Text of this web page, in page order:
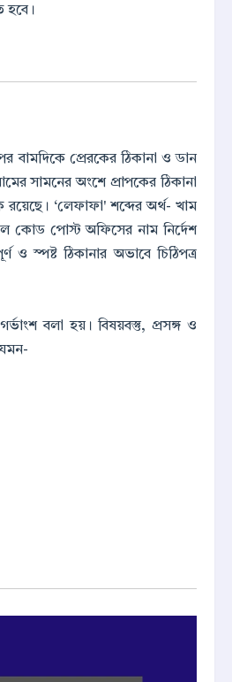
হবে।
বামদিকে প্রেরকের ঠিকানা ও ডান
সামনের অংশে প্রাপকের ঠিকানা
রয়েছে। ‘লেফাফা' শব্দের অর্থ- খাম
কোড পোস্ট অফিসের নাম নির্দেশ
ও স্পষ্ট ঠিকানার অভাবে চিঠিপত্র
বলা হয়। বিষয়বস্তু, প্রসঙ্গ ও